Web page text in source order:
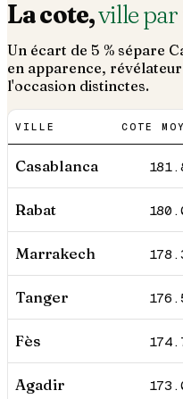
La cote,ville
Un écart de 5 % sépare
en apparence,
l'occasion distinctes.
VILLE COTE
Casablanca
Rabat
Marrakech
Tanger
Fès
Agadir